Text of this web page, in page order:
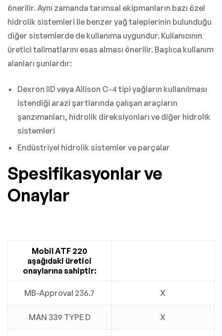
önerilir. Aynı zamanda tarımsal ekipmanların bazı özel
hidrolik sistemleri ile benzer yağ taleplerinin bulunduğu
diğer sistemlerde de kullanıma uygundur. Kullanıcının
üretici talimatlarını esas alması önerilir. Başlıca kullanım
alanları şunlardır:
Dexron IID veya Allison C-4 tipi yağların kullanılması
istendiği arazi şartlarında çalışan araçların
şanzımanları, hidrolik direksiyonları ve diğer hidrolik
sistemleri
Endüstriyel hidrolik sistemler ve parçalar
Spesifikasyonlar ve
Onaylar
Mobil ATF 220
aşağıdaki üretici
onaylarına sahiptir:
MB-Approval 236.7 X
MAN 339 TYPE D X